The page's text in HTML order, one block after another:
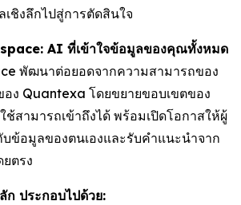
เชิงลึกไปสู่การตัดสินใจ
AI ที่เข้าใจข้อมูลของคุณทั้งหมด
พัฒนาต่อยอดจากความสามารถของ
อง Quantexa โดยขยายขอบเขตของ
สามารถเข้าถึงได้ พร้อมเปิดโอกาสให้ผู้
ข้อมูลของตนเองและรับคำแนะนำจาก
ตรง
ประกอบไปด้วย: